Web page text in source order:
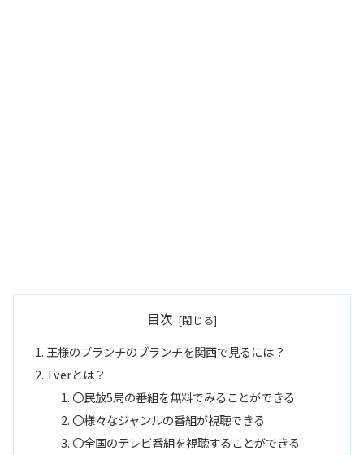
目次
王様のブランチのブランチを関西で見るには？
Tverとは？
〇民放5局の番組を無料でみることができる
〇様々なジャンルの番組が視聴できる
〇全国のテレビ番組を視聴することができる